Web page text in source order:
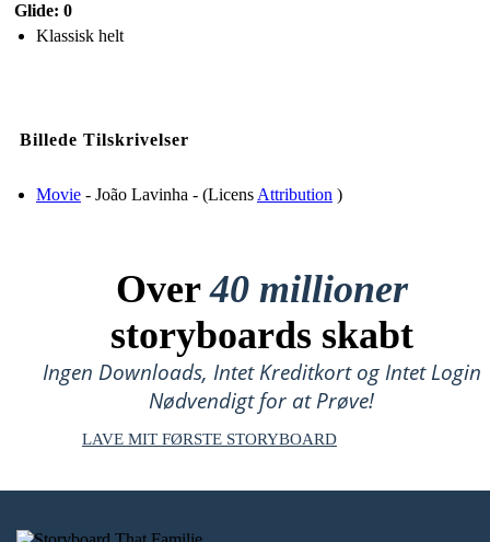
Glide: 0
Klassisk helt
Billede Tilskrivelser
Movie - João Lavinha - (Licens Attribution )
Over40 millioner
storyboards skabt
Ingen Downloads, Intet Kreditkort og Intet Login
Nødvendigt for at Prøve!
LAVE MIT FØRSTE STORYBOARD